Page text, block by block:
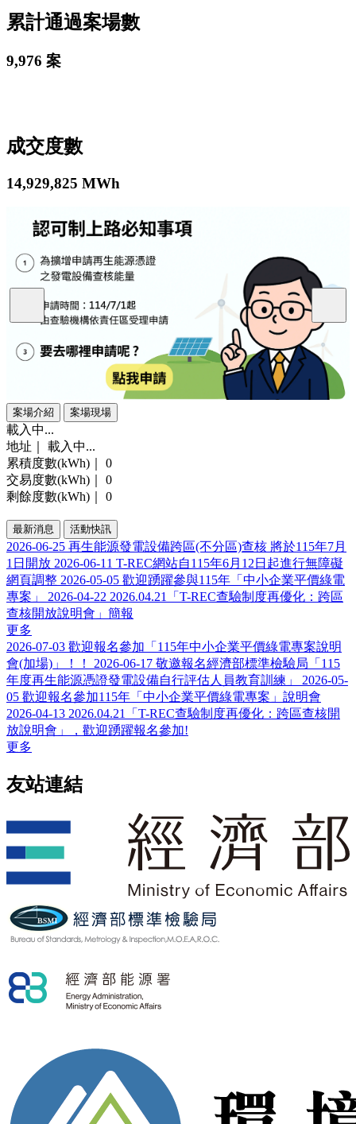
累計通過案場數
9,976 案
成交度數
14,929,825 MWh
案場介紹 案場現場
載入中...
地址｜
載入中...
累積度數(kWh)｜
0
交易度數(kWh)｜
0
剩餘度數(kWh)｜
0
最新消息 活動快訊
2026-06-25 再生能源發電設備跨區(不分區)查核 將於115年7月
1日開放 2026-06-11 T-REC網站自115年6月12日起進行無障礙
網頁調整 2026-05-05 歡迎踴躍參與115年「中小企業平價綠電
專案」
2026-04-22 2026.04.21「T-REC查驗制度再優化：跨區
查核開放說明會」簡報
更多
2026-07-03 歡迎報名參加「115年中小企業平價綠電專案說明
會(加場)」！！
2026-06-17 敬邀報名經濟部標準檢驗局「115
年度再生能源憑證發電設備自行評估人員教育訓練」
2026-05-
05 歡迎報名參加115年「中小企業平價綠電專案」說明會
2026-04-13 2026.04.21「T-REC查驗制度再優化：跨區查核開
放說明會」，歡迎踴躍報名參加!
更多
友站連結